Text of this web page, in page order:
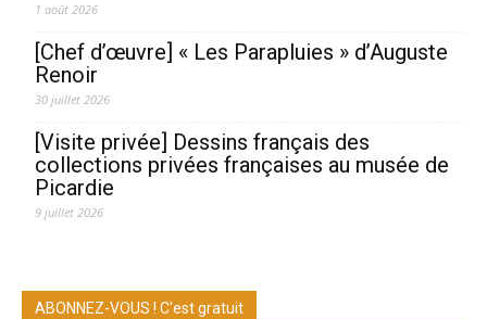
1 août 2026
[Chef d’œuvre] « Les Parapluies » d’Auguste
Renoir
30 juillet 2026
[Visite privée] Dessins français des
collections privées françaises au musée de
Picardie
9 juillet 2026
ABONNEZ-VOUS ! C'est gratuit